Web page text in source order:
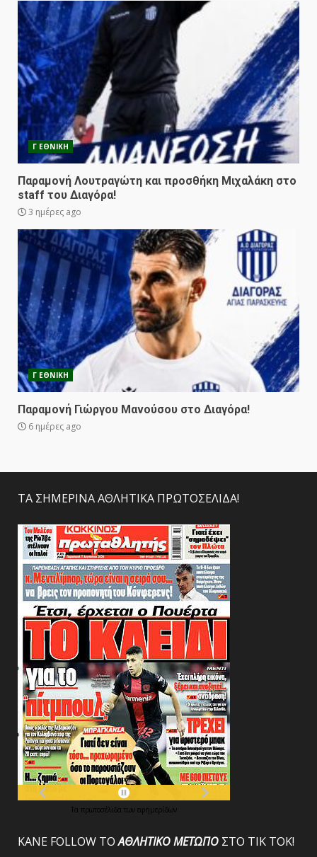
Γ ΕΘΝΙΚΗ
Παραμονή Λουτραγώτη και προσθήκη Μιχαλάκη στο
staff του Διαγόρα!
3 ημέρες ago
Γ ΕΘΝΙΚΗ
Παραμονή Γιώργου Μανούσου στο Διαγόρα!
6 ημέρες ago
ΤΑ ΣΗΜΕΡΙΝΑ ΑΘΛΗΤΙΚΑ ΠΡΩΤΟΣΕΛΙΔΑ!
Τα πρωτοσέλιδα των εφημερίδων
ΚΑΝΕ FOLLOW ΤΟΑΘΛΗΤΙΚΟΜΕΤΩΠΟ ΣΤΟ ΤΙΚ ΤΟΚ!